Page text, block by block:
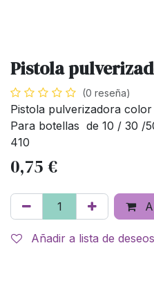
Pistola
(0 reseña)
Pistola pulverizadora
Para botellas de 10 / 30 /
410
0,75 €
Añadir a lista de deseos